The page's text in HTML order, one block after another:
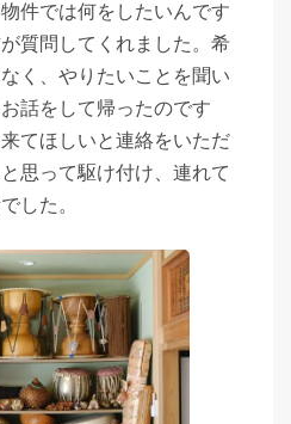
件では何をしたいんです
質問してくれました。希
く、やりたいことを聞い
話をして帰ったのです
てほしいと連絡をいただ
思って駆け付け、連れて
した。